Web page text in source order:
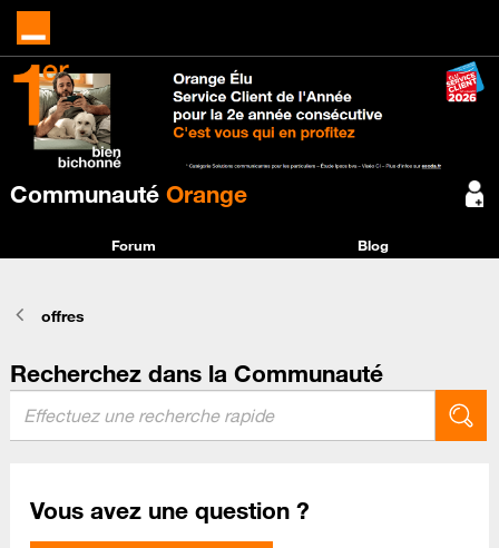
Communauté Orange
Forum Blog
offres
Recherchez dans la Communauté
Vous avez une question ?